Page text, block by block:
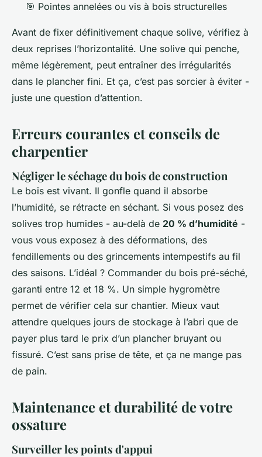
🎯 Pointes annelées ou vis à bois structurelles
Avant de fixer définitivement chaque solive, vérifiez à
deux reprises l’horizontalité. Une solive qui penche,
même légèrement, peut entraîner des irrégularités
dans le plancher fini. Et ça, c’est pas sorcier à éviter -
juste une question d’attention.
Erreurs courantes et conseils de
charpentier
Négliger le séchage du bois de construction
Le bois est vivant. Il gonfle quand il absorbe
l’humidité, se rétracte en séchant. Si vous posez des
solives trop humides - au-delà de 20 % d’humidité -
vous vous exposez à des déformations, des
fendillements ou des grincements intempestifs au fil
des saisons. L’idéal ? Commander du bois pré-séché,
garanti entre 12 et 18 %. Un simple hygromètre
permet de vérifier cela sur chantier. Mieux vaut
attendre quelques jours de stockage à l’abri que de
payer plus tard le prix d’un plancher bruyant ou
fissuré. C’est sans prise de tête, et ça ne mange pas
de pain.
Maintenance et durabilité de votre
ossature
Surveiller les points d'appui